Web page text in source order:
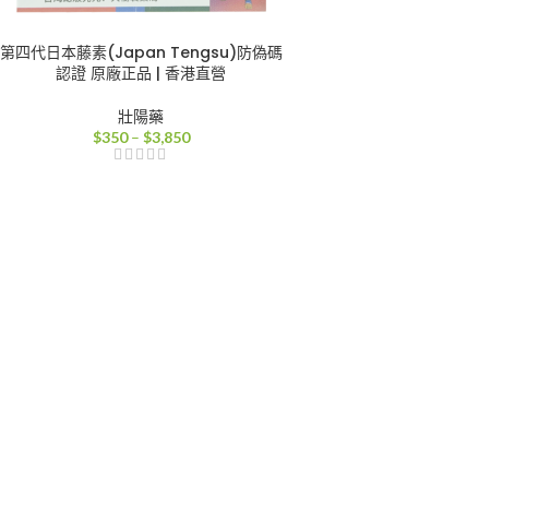
第四代日本藤素(Japan Tengsu)防偽碼
認證 原廠正品 | 香港直營
壯陽藥
$350 – $3,850價